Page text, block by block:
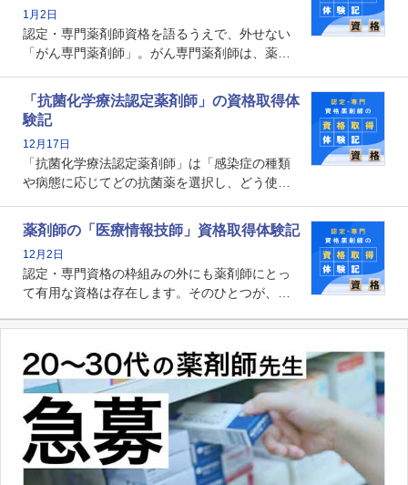
す。
1月2日
認定・専門薬剤師資格を語るうえで、外せない
「がん専門薬剤師」。がん専門薬剤師は、薬剤
関する資格として、2009年に発足しました。薬
剤師の専門性を活かして高度化するがん医療に
貢献する姿は、今も病院薬剤師にとって一目置
かれる存在です。
「抗菌化学療法認定薬剤師」の資格取得体
験記
12月17日
「抗菌化学療法認定薬剤師」は「感染症の種類
や病態に応じてどの抗菌薬を選択し、どう使っ
る薬剤師です。現在、感染防止対策加算の施設
基準に専任の薬剤師配置が挙げられており、今
後は感染症領域で薬剤師に、より多くの役割が
求められる可能性もあります。
薬剤師の「医療情報技師」資格取得体験記
12月2日
認定・専門資格の枠組みの外にも薬剤師にとっ
て有用な資格は存在します。そのひとつが、
査データ、投薬歴など非常に多岐にわたる医療
データを利活用し、またシステム管理できるこ
とは、病院薬剤師を中心に大きな武器になりま
す。